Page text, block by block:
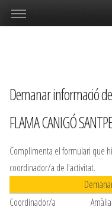
Demanar informació
FLAMA CANIGÓ
Complimenta el formulari que
coordinador/a de l'activitat.
Coordinador/a